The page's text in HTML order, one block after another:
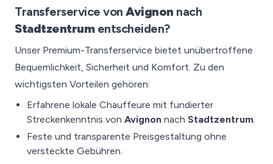
Transferservice von Avignon nach
Stadtzentrumentscheiden?
Unser Premium-Transferservice bietet unübertroffene
Bequemlichkeit, Sicherheit und Komfort. Zu den
wichtigsten Vorteilen gehören:
Erfahrene lokale Chauffeure mit fundierter
Streckenkenntnis von Avignon nach Stadtzentrum.
Feste und transparente Preisgestaltung ohne
versteckte Gebühren.